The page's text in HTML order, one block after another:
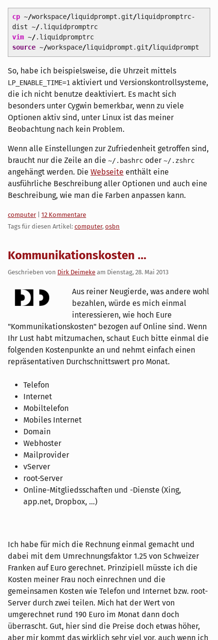
cp~/workspace/liquidprompt.git/liquidpromptrc-
dist ~/.liquidpromptrc
vim~/.liquidpromptrc
source~/workspace/liquidprompt.git/liquidprompt
So, habe ich beispielsweise, die Uhrzeit mittels
LP_ENABLE_TIME=1 aktiviert und Versionskontrollsysteme,
die ich nicht benutze deaktiviert. Es macht sich
besonders unter Cygwin bemerkbar, wenn zu viele
Optionen aktiv sind, unter Linux ist das meiner
Beobachtung nach kein Problem.
Wenn alle Einstellungen zur Zufriedenheit getroffen sind,
braucht nur die Zeile an die ~/.bashrc oder ~/.zshrc
angehängt werden. Die Webseite enthält eine
ausführliche Beschreibung aller Optionen und auch eine
Beschreibung, wie man die Farben anpassen kann.
Kategorien:
computer
12 Kommentare
Tags für diesen Artikel: computer, osbn
Kommunikationskosten ...
Geschrieben von Dirk Deimeke am Dienstag, 28. Mai 2013
Aus reiner Neugierde, was andere wohl
bezahlen, würde es mich einmal
interessieren, wie hoch Eure
"Kommunikationskosten" bezogen auf Online sind. Wenn
Ihr Lust habt mitzumachen, schaut Euch bitte einmal die
folgenden Kostenpunkte an und nehmt einfach einen
repräsentativen Durchschnittswert pro Monat.
Telefon
Internet
Mobiltelefon
Mobiles Internet
Domain
Webhoster
Mailprovider
vServer
root-Server
Online-Mitgliedsschaften und -Dienste (Xing,
app.net, Dropbox, ...)
Ich habe für mich die Rechnung einmal gemacht und
dabei mit dem Umrechnungsfaktor 1.25 von Schweizer
Franken auf Euro gerechnet. Prinzipiell müsste ich die
Kosten meiner Frau noch einrechnen und die
gemeinsamen Kosten wie Telefon und Internet bzw. root-
Server durch zwei teilen. Mich hat der Wert von
umgerechnet rund 190 Euro im Monat dann doch
überrascht. Gut, hier sind die Preise doch etwas höher,
aber mir kommt das wirklich sehr viel vor, auch wenn ich